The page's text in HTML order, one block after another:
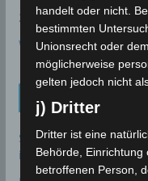
24P/Schaumasse
Wolfsmond
Tunesien News
Sousse: Warum ist die
immer noch nicht in
handelt oder nicht.
bestimmten
Unionsrecht oder
möglicherweise
gelten jedoch nicht
j) Dritter
Dritter ist eine
Behörde,
betroffenen Person,